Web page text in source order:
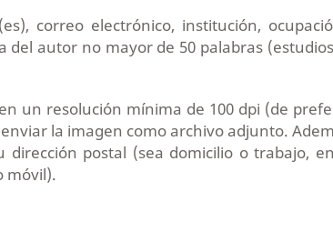
correo electrónico, institución,
del autor no mayor de 50 palabras
un resolución mínima de 100 dpi (de
la imagen como archivo adjunto.
dirección postal (sea domicilio o trabajo,
móvil).